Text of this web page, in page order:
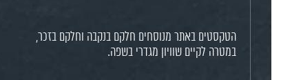
הטקסטים באתר מנוסחים חלקם בנקבה וחלקם בזכר,
במטרה לקיים שוויון מגדרי בשפה.